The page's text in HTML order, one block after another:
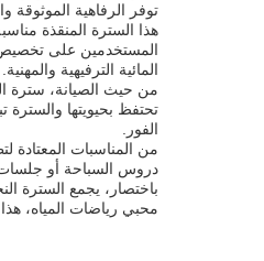
توفر الرفاهية الموثوقة
المستخدمين على تخصيص
المائية الترفيهية والمهنية.
من حيث الصيانة، سترة
تحتفظ بحيويتها
الفور.
من المناسبات المعتادة
دروس السباحة أو جلسات
باختصار، يجمع السترة
محبي رياضات المياه،